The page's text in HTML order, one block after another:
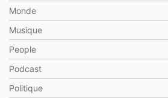
Monde
Musique
People
Podcast
Politique